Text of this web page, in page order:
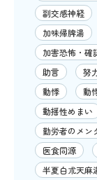
副交感神経
加味帰脾湯
加害恐怖・確
助言
努
動悸
動
動揺性めまい
勤労者のメン
医食同源
半夏白朮天麻